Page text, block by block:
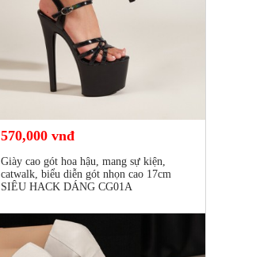
570,000 vnđ
Giày cao gót hoa hậu, mang sự kiện,
catwalk, biểu diễn gót nhọn cao 17cm
SIÊU HACK DÁNG CG01A